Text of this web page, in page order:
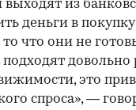
выходят из
деньги в
что они не
подходят довольно
это
спроса», —